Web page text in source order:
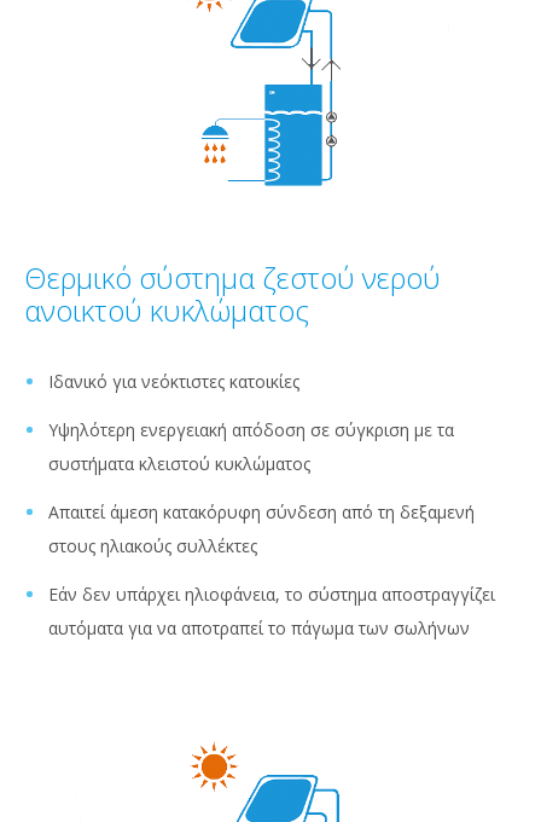
Θερμικό σύστημα ζεστού νερού
ανοικτού κυκλώματος
Ιδανικό για νεόκτιστες κατοικίες
Υψηλότερη ενεργειακή απόδοση σε σύγκριση με τα
συστήματα κλειστού κυκλώματος
Απαιτεί άμεση κατακόρυφη σύνδεση από τη δεξαμενή
στους ηλιακούς συλλέκτες
Εάν δεν υπάρχει ηλιοφάνεια, το σύστημα αποστραγγίζει
αυτόματα για να αποτραπεί το πάγωμα των σωλήνων